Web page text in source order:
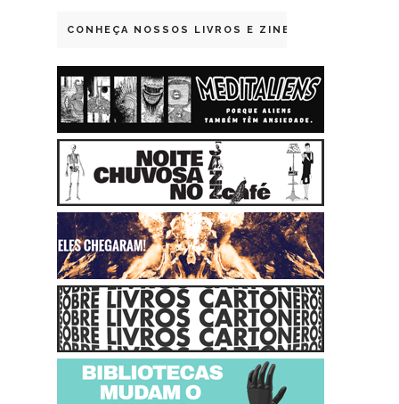
CONHEÇA NOSSOS LIVROS E ZINES